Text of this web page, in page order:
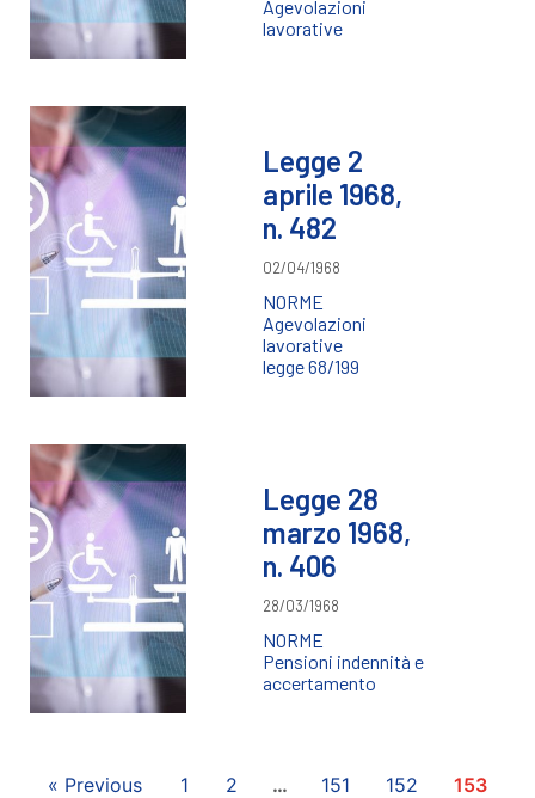
Agevolazioni
lavorative
Legge 2
aprile 1968,
n. 482
02/04/1968
NORME
Agevolazioni
lavorative
legge 68/199
Legge 28
marzo 1968,
n. 406
28/03/1968
NORME
Pensioni indennità e
accertamento
« Previous 1 2 … 151 152
153